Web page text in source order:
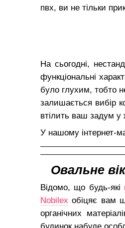
пвх, ви не тільки
На сьогодні,
функціональні
було глухим, тобто
залишається вибір
втілить ваш задум у
У нашому інтернет-
Овальне
Відомо, що будь-які
Nobilex обіцяє вам
органічних